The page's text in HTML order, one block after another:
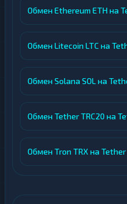
Обмен Ethereum ETH на
Обмен Litecoin LTC на
Обмен Solana SOL на
Обмен Tether TRC20 на
Обмен Tron TRX на Tether